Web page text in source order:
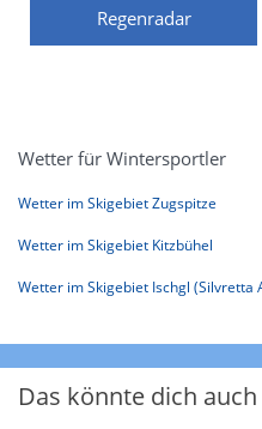
Regenradar
Wetter für Wintersportler
Wetter im Skigebiet Zugspitze
Wetter im Skigebiet Kitzbühel
Wetter im Skigebiet Ischgl (Silvretta
Das könnte dich